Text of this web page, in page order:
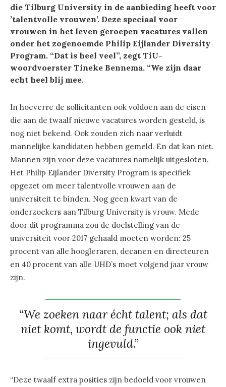
die Tilburg University in de aanbieding heeft voor
’talentvolle vrouwen’. Deze speciaal voor
vrouwen in het leven geroepen vacatures vallen
onder het zogenoemde Philip Eijlander Diversity
Program. “Dat is heel veel”, zegt TiU-
woordvoerster Tineke Bennema. “We zijn daar
echt heel blij mee.
In hoeverre de sollicitanten ook voldoen aan de eisen
die aan de twaalf nieuwe vacatures worden gesteld, is
nog niet bekend. Ook zouden zich naar verluidt
mannelijke kandidaten hebben gemeld. En dat kan niet.
Mannen zijn voor deze vacatures namelijk uitgesloten.
Het Philip Eijlander Diversity Program is specifiek
opgezet om meer talentvolle vrouwen aan de
universiteit te binden. Nog geen kwart van de
onderzoekers aan Tilburg University is vrouw. Mede
door dit programma zou de doelstelling van de
universiteit voor 2017 gehaald moeten worden: 25
procent van alle hoogleraren, decanen en directeuren
en 40 procent van alle UHD’s moet volgend jaar vrouw
zijn.
“We zoeken naar écht talent; als dat
niet komt, wordt de functie ook niet
ingevuld.”
“Deze twaalf extra posities zijn bedoeld voor vrouwen